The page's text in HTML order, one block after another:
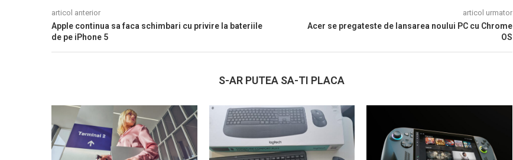
articol anterior
Apple continua sa faca schimbari cu privire la bateriile
de pe iPhone 5
articol urmator
Acer se pregateste de lansarea noului PC cu Chrome
OS
S-AR PUTEA SA-TI PLACA